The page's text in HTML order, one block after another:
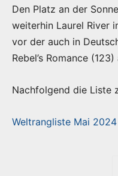
Den Platz an der
weiterhin Laurel River
vor der auch in
Rebel’s Romance
Nachfolgend die Liste
Weltrangliste Mai 2024